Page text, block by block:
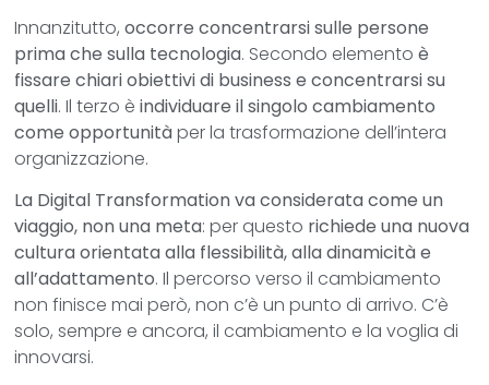
Innanzitutto,occorre concentrarsi sulle persone
prima che sulla tecnologia. Secondo elementoè
fissare chiari obiettivi di business e concentrarsi su
quelli. Il terzo èindividuare il singolo cambiamento
come opportunitàper la trasformazione dell’intera
organizzazione.
La Digital Transformation va considerata come un
viaggio, non una meta: per questo richiede una nuova
cultura orientata alla flessibilità, alla dinamicità e
all’adattamento. Il percorso verso il cambiamento
non finisce mai però, non c’è un punto di arrivo. C’è
solo, sempre e ancora, il cambiamento e la voglia di
innovarsi.